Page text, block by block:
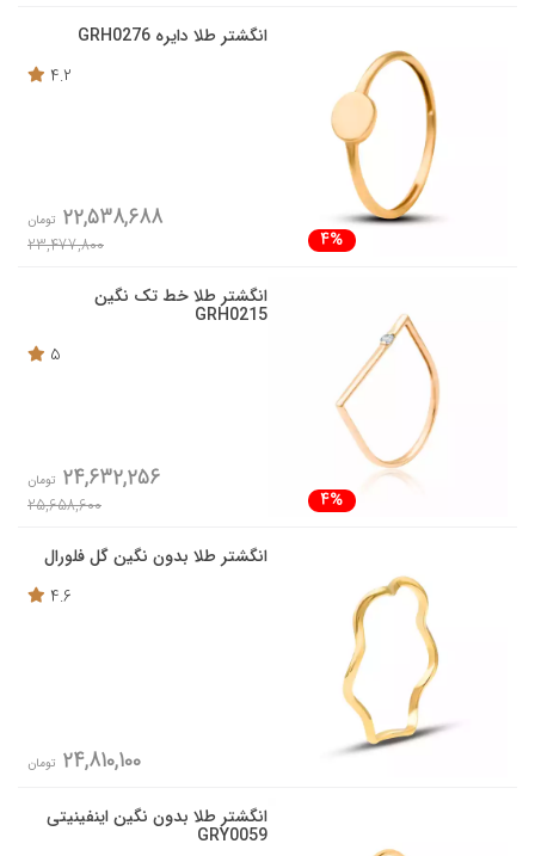
انگشتر طلا دایره GRH0276
4.2
4%
22,538,688 تومان
23,477,800
انگشتر طلا خط تک نگین
GRH0215
5
4%
24,632,256 تومان
25,658,600
انگشتر طلا بدون نگین گل فلورال
4.6
24,810,100 تومان
انگشتر طلا بدون نگین اینفینیتی
GRY0059